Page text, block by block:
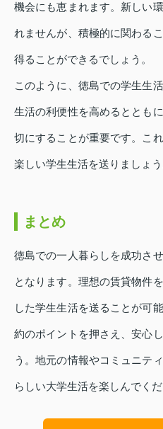
機会にも恵まれます。新しい
れませんが、積極的に関わる
得ることができるでしょう。
このように、徳島での学生生
生活の利便性を高めるととも
切にすることが重要です。こ
楽しい学生生活を送りましょう
まとめ
徳島での一人暮らしを成功さ
となります。理想の賃貸物件
した学生生活を送ることが可
約のポイントを押さえ、安心
う。地元の情報やコミュニテ
らしい大学生活を楽しんでくだ